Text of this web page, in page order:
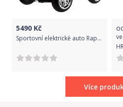
5490 Kč
Sportovní elektrické auto Rapid Racer - růžové ve
Více